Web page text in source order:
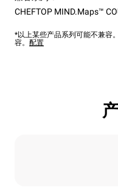
CHEFTOP MIND.Maps™
*以上某些产品系列可能不兼容
容。 配置